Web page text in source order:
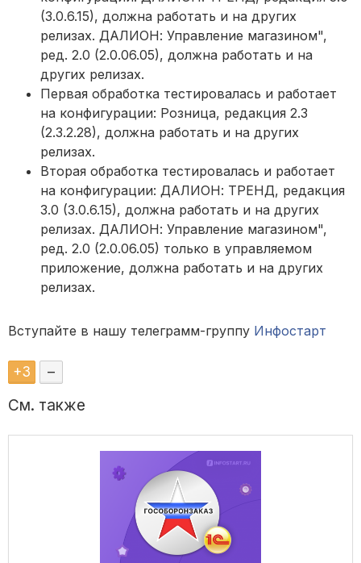
(3.0.6.15), должна работать и на других
релизах. ДАЛИОН: Управление магазином",
ред. 2.0 (2.0.06.05), должна работать и на
других релизах.
Первая обработка тестировалась и работает
на конфигурации: Розница, редакция 2.3
(2.3.2.28), должна работать и на других
релизах.
Вторая обработка тестировалась и работает
на конфигурации: ДАЛИОН: ТРЕНД, редакция
3.0 (3.0.6.15), должна работать и на других
релизах. ДАЛИОН: Управление магазином",
ред. 2.0 (2.0.06.05) только в управляемом
приложение, должна работать и на других
релизах.
Вступайте в нашу телеграмм-группу Инфостарт
+3 –
См. также